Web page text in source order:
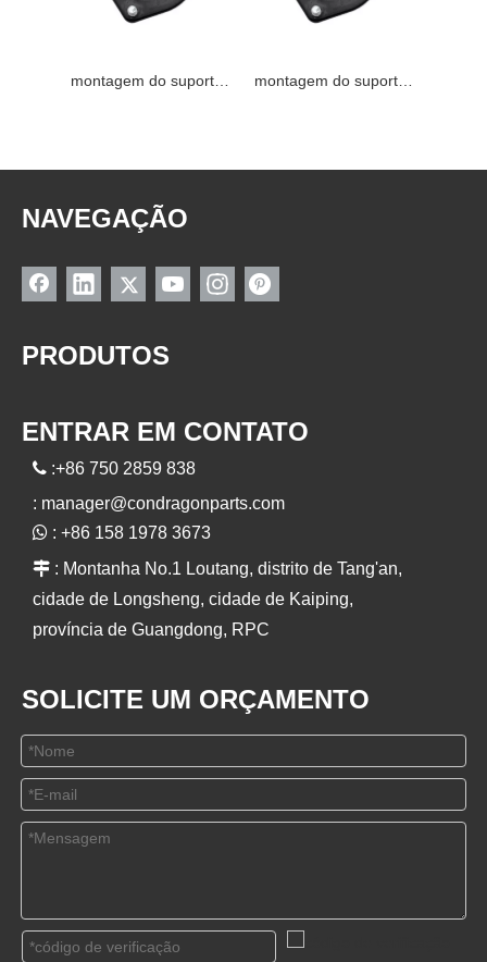
NAVEGAÇÃO
PRODUTOS
ENTRAR EM CONTATO
 :+86 750 2859 838
: manager@condragonparts.com
 : +86 158 1978 3673
 : Montanha No.1 Loutang, distrito de Tang'an,
cidade de Longsheng, cidade de Kaiping,
província de Guangdong, RPC
SOLICITE UM ORÇAMENTO